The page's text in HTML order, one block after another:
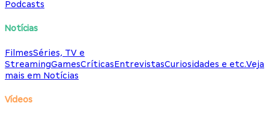
Podcasts
Notícias
FilmesSéries, TV e
StreamingGamesCríticasEntrevistasCuriosidades e etc.Veja
mais em Notícias
Vídeos